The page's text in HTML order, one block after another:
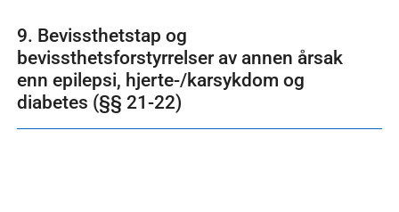
9. Bevissthetstap og
bevissthetsforstyrrelser av annen årsak
enn epilepsi, hjerte-/karsykdom og
diabetes (§§ 21-22)